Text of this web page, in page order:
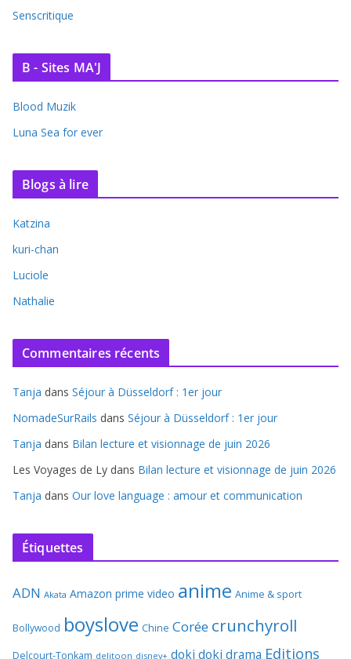
Senscritique
B - Sites MA'J
Blood Muzik
Luna Sea for ever
Blogs à lire
Katzina
kuri-chan
Luciole
Nathalie
Commentaires récents
Tanja dans Séjour à Düsseldorf : 1er jour
NomadeSurRails dans Séjour à Düsseldorf : 1er jour
Tanja dans Bilan lecture et visionnage de juin 2026
Les Voyages de Ly dans Bilan lecture et visionnage de juin 2026
Tanja dans Our love language : amour et communication
Étiquettes
ADN Akata Amazon prime video anime Anime & sport
Bollywood boyslove Chine Corée crunchyroll
Delcourt-Tonkam delitoon disney+ doki doki drama Editions